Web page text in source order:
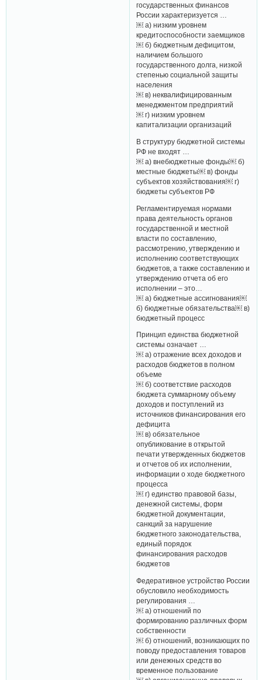
государственных финансов
России характеризуется …
￼ а) низким уровнем
кредитоспособности заемщиков
￼ б) бюджетным дефицитом,
наличием большого
государственного долга, низкой
степенью социальной защиты
населения
￼ в) неквалифицированным
менеджментом предприятий
￼ г) низким уровнем
капитализации организаций
В структуру бюджетной системы
РФ не входят …
￼ а) внебюджетные фонды￼ б)
местные бюджеты￼ в) фонды
субъектов хозяйствования￼ г)
бюджеты субъектов РФ
Регламентируемая нормами
права деятельность органов
государственной и местной
власти по составлению,
рассмотрению, утверждению и
исполнению соответствующих
бюджетов, а также составлению и
утверждению отчета об его
исполнении – это…
￼ а) бюджетные ассигнования￼
б) бюджетные обязательства￼ в)
бюджетный процесс
Принцип единства бюджетной
системы означает …
￼ а) отражение всех доходов и
расходов бюджетов в полном
объеме
￼ б) соответствие расходов
бюджета суммарному объему
доходов и поступлений из
источников финансирования его
дефицита
￼ в) обязательное
опубликование в открытой
печати утвержденных бюджетов
и отчетов об их исполнении,
информации о ходе бюджетного
процесса
￼ г) единство правовой базы,
денежной системы, форм
бюджетной документации,
санкций за нарушение
бюджетного законодательства,
единый порядок
финансирования расходов
бюджетов
Федеративное устройство России
обусловило необходимость
регулирования …
￼ а) отношений по
формированию различных форм
собственности
￼ б) отношений, возникающих по
поводу предоставления товаров
или денежных средств во
временное пользование